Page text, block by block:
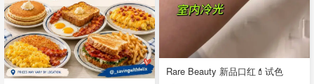
Rare Beauty 新品口红💄试色